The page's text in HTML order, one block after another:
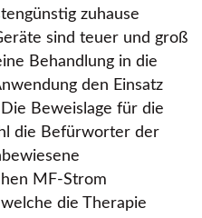
zuhause
sind teuer und groß
Behandlung in die
den Einsatz
Beweislage für die
die Befürworter der
MF-Strom
die Therapie